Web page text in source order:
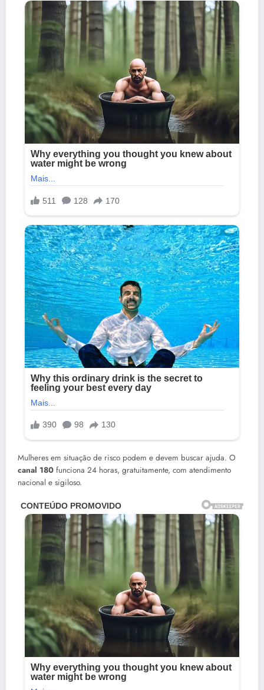
Mulheres em situação de risco podem e devem buscar ajuda. O
canal 180 funciona 24 horas, gratuitamente, com atendimento
nacional e sigiloso.